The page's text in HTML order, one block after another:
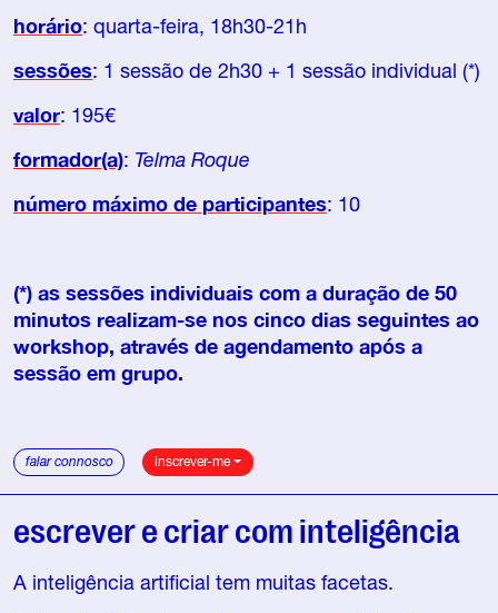
horário: quarta-feira, 18h30-21h
sessões: 1 sessão de 2h30 + 1 sessão individual (*)
valor: 195€
formador(a): Telma Roque
número máximo de participantes: 10
(*) as sessões individuais com a duração de 50
minutos realizam-se nos cinco dias seguintes ao
workshop, através de agendamento após a
sessão em grupo.
falar connosco inscrever-me
escrever e criar com inteligência
A inteligência artificial tem muitas facetas.